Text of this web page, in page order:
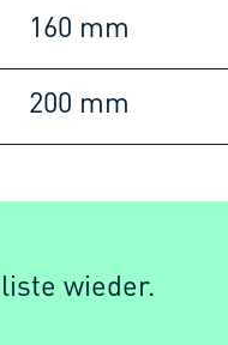
160 mm
200 mm
wieder.